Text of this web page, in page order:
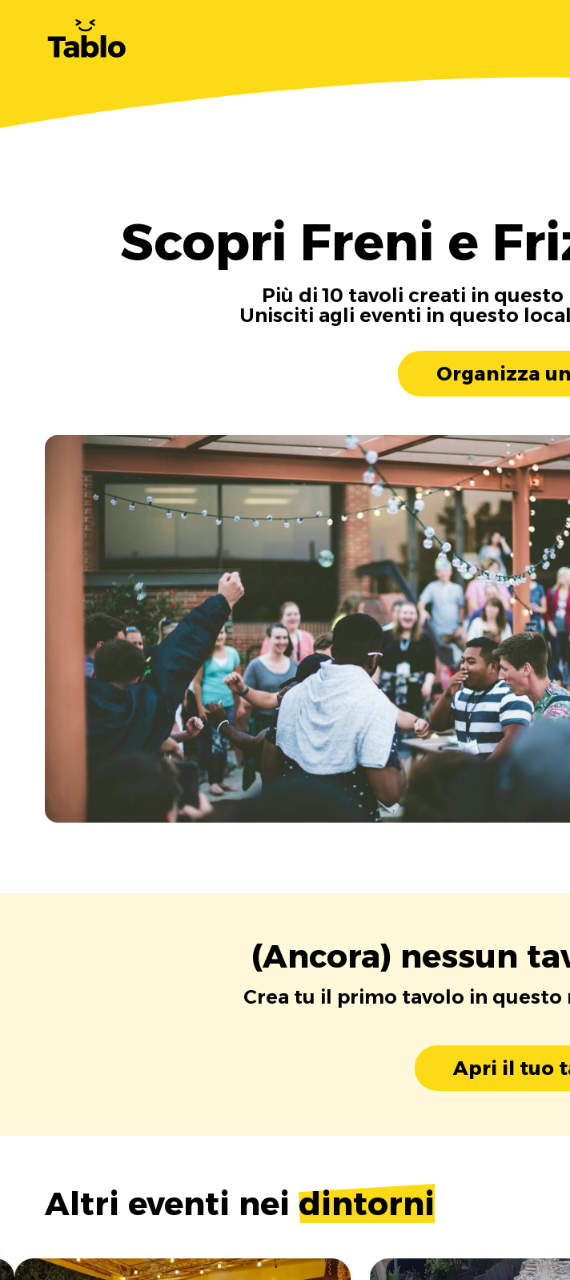
Scopri Freni e
Più di 10 tavoli creati in
Unisciti agli eventi in questo
Organizza
(Ancora) nessun
Crea tu il primo tavolo in
Apri il tuo
Altri eventi nei dintorni